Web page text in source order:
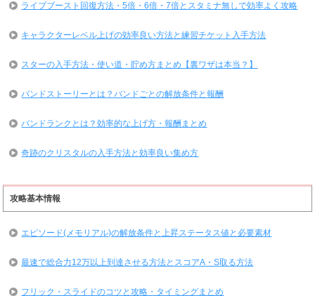
ライブブースト回復方法・5倍・6倍・7倍とスタミナ無しで効率よく攻略
キャラクターレベル上げの効率良い方法と練習チケット入手方法
スターの入手方法・使い道・貯め方まとめ【裏ワザは本当？】
バンドストーリーとは？バンドごとの解放条件と報酬
バンドランクとは？効率的な上げ方・報酬まとめ
奇跡のクリスタルの入手方法と効率良い集め方
攻略基本情報
エピソード(メモリアル)の解放条件と上昇ステータス値と必要素材
最速で総合力12万以上到達させる方法とスコアA・S取る方法
フリック・スライドのコツと攻略・タイミングまとめ